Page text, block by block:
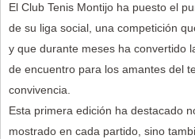
El Club Tenis Montijo ha puesto el
de su liga social, una competición
y que durante meses ha convertido
de encuentro para los amantes del
convivencia.
Esta primera edición ha destacado
mostrado en cada partido, sino